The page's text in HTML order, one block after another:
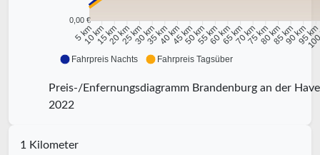
0,00 €
5 km
10 km15 km20 km25 km30 km35 km40 km45 km50 km55 km60 km65 km70 km75 km80 km85 km90 km95 km
Fahrpreis Nachts Fahrpreis Tagsüber
Preis-/Enfernungsdiagramm Brandenburg an der
2022
1 Kilometer